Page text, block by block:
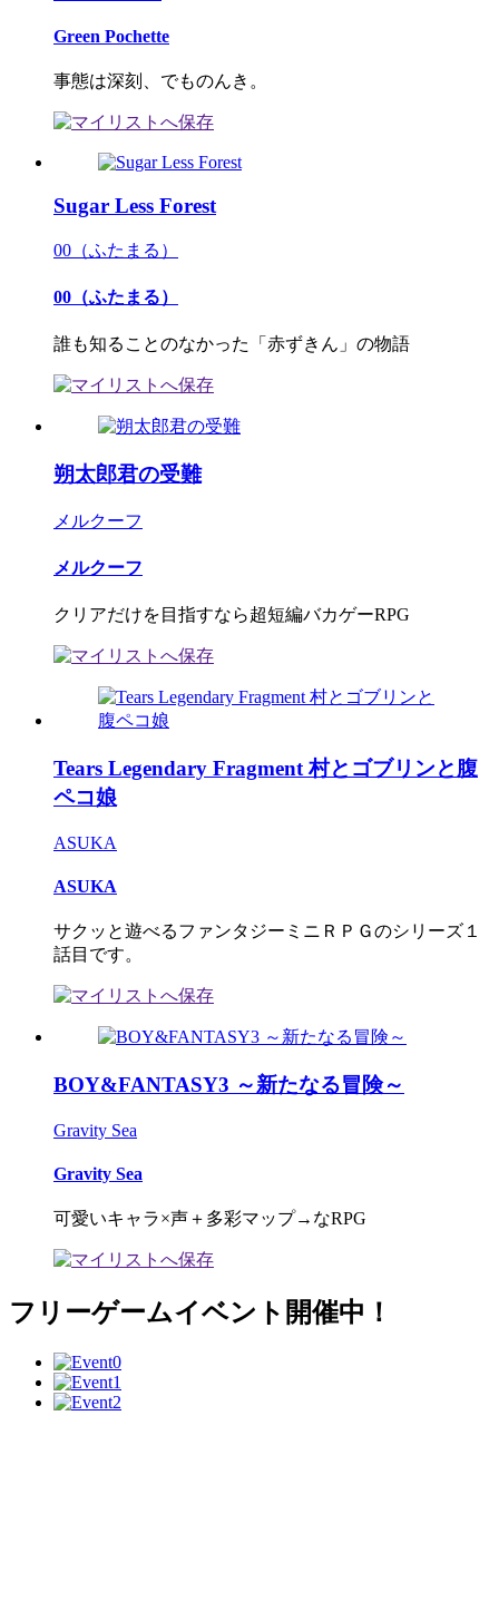
Green Pochette
事態は深刻、でものんき。
Sugar Less Forest
00（ふたまる）
00（ふたまる）
誰も知ることのなかった「赤ずきん」の物語
朔太郎君の受難
メルクーフ
メルクーフ
クリアだけを目指すなら超短編バカゲーRPG
Tears Legendary Fragment 村とゴブリンと腹
ペコ娘
ASUKA
ASUKA
サクッと遊べるファンタジーミニＲＰＧのシリーズ１
話目です。
BOY&FANTASY3 ～新たなる冒険～
Gravity Sea
Gravity Sea
可愛いキャラ×声＋多彩マップ→なRPG
フリーゲームイベント開催中！